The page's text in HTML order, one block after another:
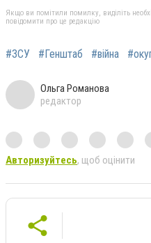
Якщо ви помітили помилку, виділіть
повідомити про це редакцію
#ЗСУ #Генштаб #війна
Ольга Романова
редактор
Авторизуйтесь, щоб оцінити